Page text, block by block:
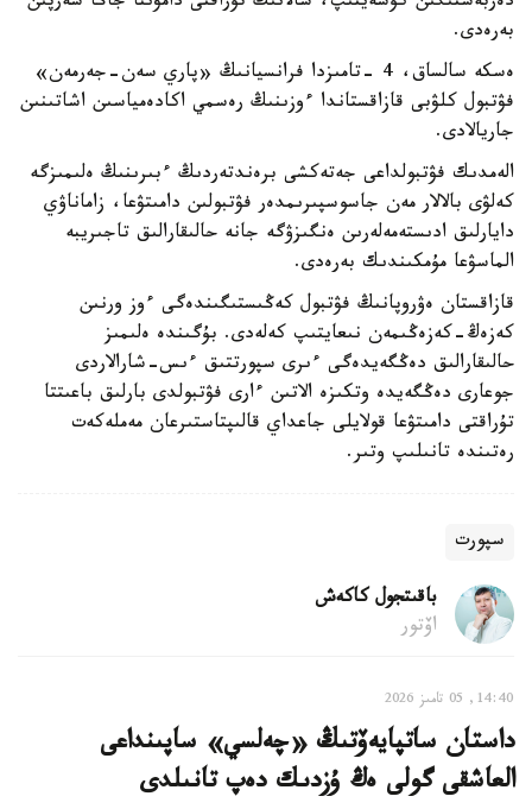
بەرەدى.
ەسكە سالساق، 4 -تامىزدا فرانسيانىڭ «پاري سەن-جەرمەن»
فۋتبول كلۋبى قازاقستاندا ءوزىنىڭ رەسمي اكادەمياسىن اشاتىنىن
جاريالادى.
الەمدىك فۋتبولداعى جەتەكشى برەندتەردىڭ ءبىرىنىڭ ەلىمىزگە
كەلۋى بالالار مەن جاسوسپىرىمدەر فۋتبولىن دامىتۋعا، زاماناۋي
دايارلىق ادىستەمەلەرىن ەنگىزۋگە جانە حالىقارالىق تاجىريبە
الماسۋعا مۇمكىندىك بەرەدى.
قازاقستان ەۋروپانىڭ فۋتبول كەڭىستىگىندەگى ءوز ورنىن
كەزەڭ-كەزەڭىمەن نىعايتىپ كەلەدى. بۇگىندە ەلىمىز
حالىقارالىق دەڭگەيدەگى ءىرى سپورتتىق ءىس-شارالاردى
جوعارى دەڭگەيدە وتكىزە الاتىن ءارى فۋتبولدى بارلىق باعىتتا
تۇراقتى دامىتۋعا قولايلى جاعداي قالىپتاستىرعان مەملەكەت
رەتىندە تانىلىپ وتىر.
سپورت
باقىتجول كاكەش
اۆتور
14:40, 05 تامىز 2026
داستان ساتپايەۆتىڭ «چەلسي» ساپىنداعى
العاشقى گولى ەڭ ۇزدىك دەپ تانىلدى